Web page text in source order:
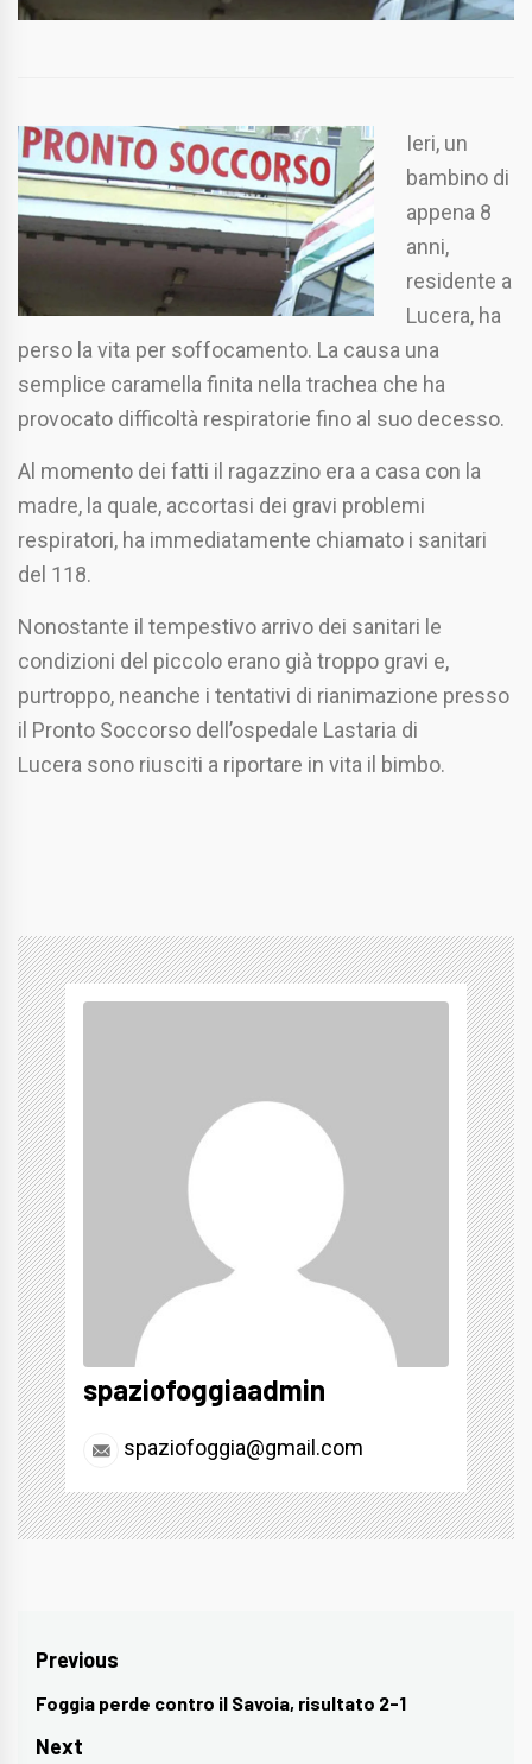
Ieri, un
bambino di
appena 8
anni,
residente a
Lucera, ha
perso la vita per soffocamento. La causa una
semplice caramella finita nella trachea che ha
provocato difficoltà respiratorie fino al suo decesso.
Al momento dei fatti il ragazzino era a casa con la
madre, la quale, accortasi dei gravi problemi
respiratori, ha immediatamente chiamato i sanitari
del 118.
Nonostante il tempestivo arrivo dei sanitari le
condizioni del piccolo erano già troppo gravi e,
purtroppo, neanche i tentativi di rianimazione presso
il Pronto Soccorso dell’ospedale Lastaria di
Lucera sono riusciti a riportare in vita il bimbo.
spaziofoggiaadmin
spaziofoggia@gmail.com
Navigazione
articoli
Previous
Previous
post:
Foggia perde contro il Savoia, risultato 2-1
Next